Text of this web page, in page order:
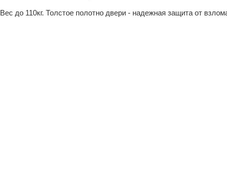
Вес до 110кг. Толстое полотно двери - надежная защита от